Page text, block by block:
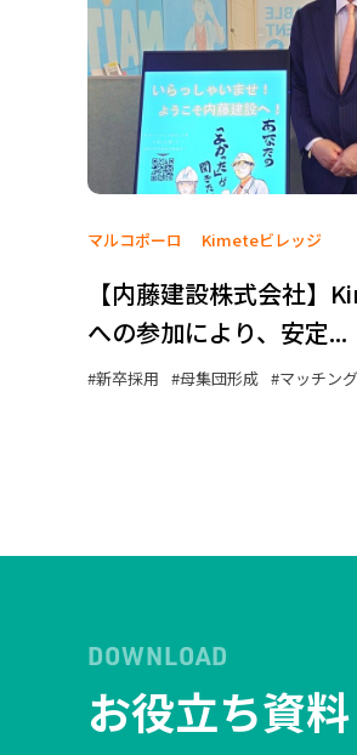
マルコポーロ Kimeteビレッジ
【内藤建設株式会社】
への参加により、安定...
新卒採用 母集団形成 マッチング
DOWNLOAD
お役立ち資料